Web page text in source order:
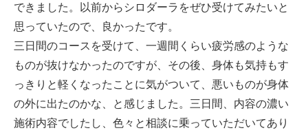
できました。以前からシロダーラをぜひ受けてみたいと
思っていたので、良かったです。
三日間のコースを受けて、一週間くらい疲労感のような
ものが抜けなかったのですが、その後、身体も気持もす
っきりと軽くなったことに気がついて、悪いものが身体
の外に出たのかな、と感じました。三日間、内容の濃い
施術内容でしたし、色々と相談に乗っていただいてあり